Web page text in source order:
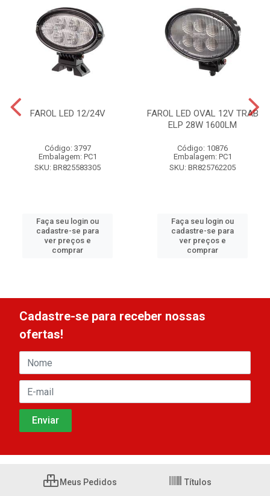
FAROL LED 12/24V
Código: 3797
Embalagem: PC1
SKU: BR825583305
Faça seu login ou
cadastre-se para
ver preços e
comprar
FAROL LED OVAL 12V TRAB
ELP 28W 1600LM
Código: 10876
Embalagem: PC1
SKU: BR825762205
Faça seu login ou
cadastre-se para
ver preços e
comprar
Cadastre-se para receber nossas
ofertas!
Meus Pedidos Títulos